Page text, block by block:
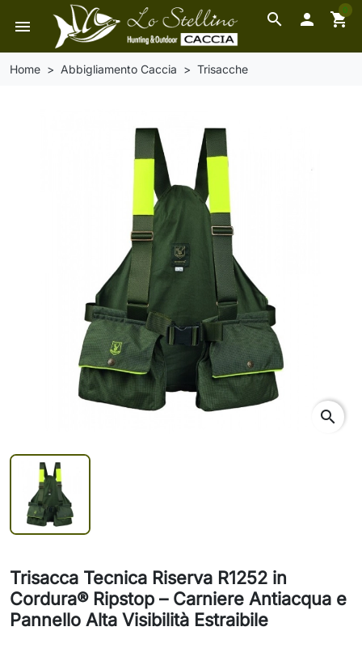
search
menu  shopping_cart
0
Home Abbigliamento Caccia Trisacche
search
Trisacca Tecnica Riserva R1252 in
Cordura® Ripstop – Carniere Antiacqua e
Pannello Alta Visibilità Estraibile